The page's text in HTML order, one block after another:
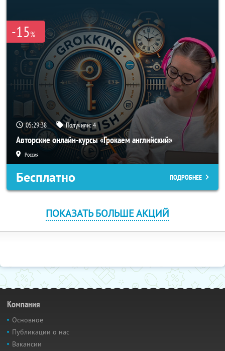
-15%
05:29:38 Получили:4
Авторские онлайн-курсы «Грокаем английский»
Россия
Бесплатно ПОДРОБНЕЕ
ПОКАЗАТЬ БОЛЬШЕ АКЦИЙ
Компания
Основное
Публикации о нас
Вакансии